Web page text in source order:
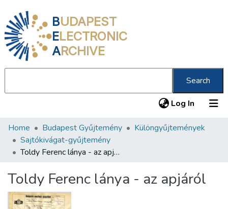
BUDAPEST
ELECTRONIC
ARCHIVE
Search
Log In (current)
Communities & Collections
All of DSpace
About us
Home Budapest Gyűjtemény
Különgyűjtemények
Sajtókivágat-gyűjtemény
Toldy Ferenc lánya - az apjáról
Toldy Ferenc lánya - az apjáról